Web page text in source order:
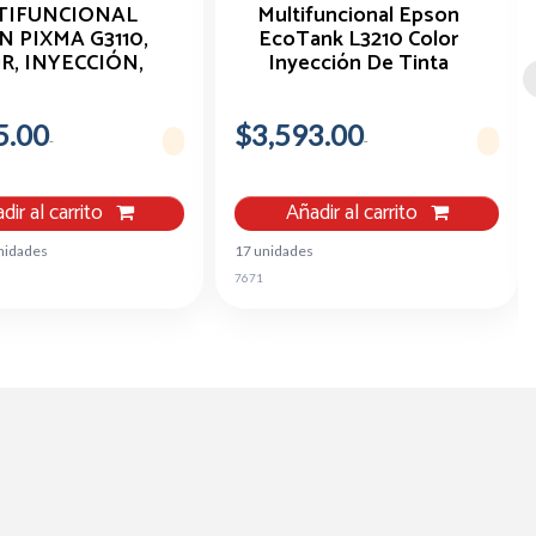
PIXMA G3110,
INYECCIÓN,
SCAN/COPY
al carrito
Multifuncional Epson
EcoTank L3210 Color
Inyección De Tinta
$3,593.00
Añadir al carrito
17 unidades
7671